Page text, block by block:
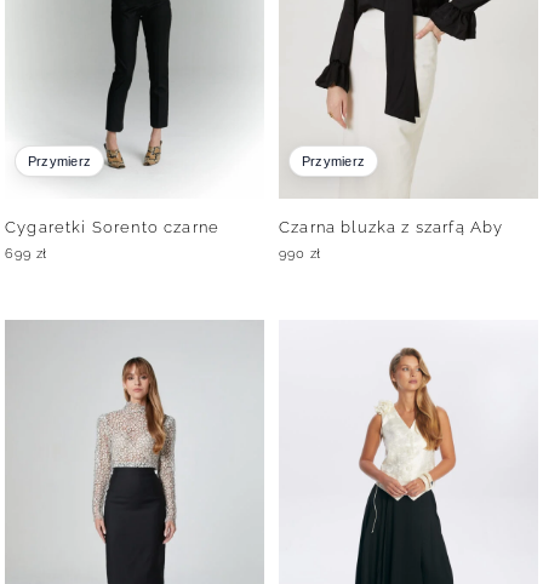
Przymierz
Cygaretki Sorento czarne
699 zł
Przymierz
Czarna bluzka z szarfą Aby
990 zł